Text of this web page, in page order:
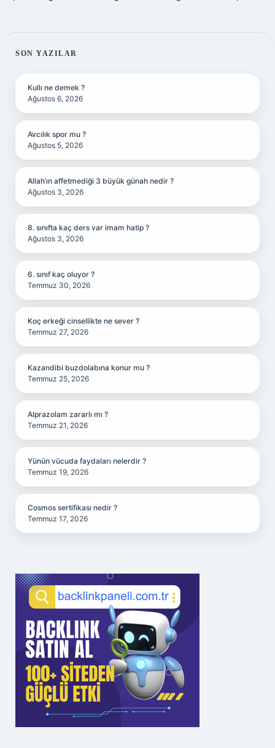
SIDEBAR
SON YAZILAR
Kullı ne demek ?
Ağustos 6, 2026
Avcılık spor mu ?
Ağustos 5, 2026
Allah’ın affetmediği 3 büyük günah nedir ?
Ağustos 3, 2026
8. sınıfta kaç ders var imam hatip ?
Ağustos 3, 2026
6. sınıf kaç oluyor ?
Temmuz 30, 2026
Koç erkeği cinsellikte ne sever ?
Temmuz 27, 2026
Kazandibi buzdolabına konur mu ?
Temmuz 25, 2026
Alprazolam zararlı mı ?
Temmuz 21, 2026
Yünün vücuda faydaları nelerdir ?
Temmuz 19, 2026
Cosmos sertifikası nedir ?
Temmuz 17, 2026